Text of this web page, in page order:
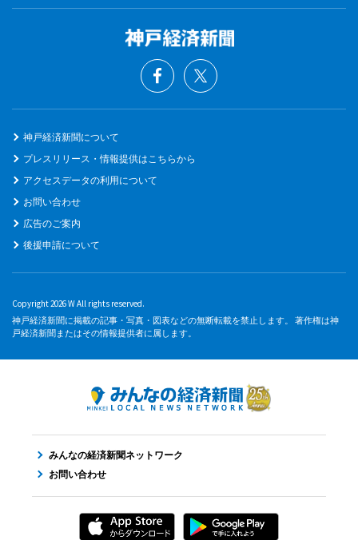
神戸経済新聞について
プレスリリース・情報提供はこちらから
アクセスデータの利用について
お問い合わせ
広告のご案内
後援申請について
Copyright 2026 W All rights reserved.
神戸経済新聞に掲載の記事・写真・図表などの無断転載を禁止します。 著作権は神
戸経済新聞またはその情報提供者に属します。
みんなの経済新聞ネットワーク
お問い合わせ